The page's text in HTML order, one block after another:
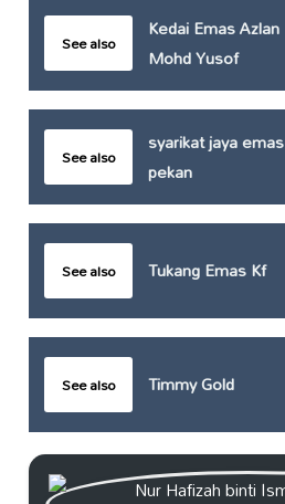
See also
Kedai Emas Azlan
Mohd Yusof
See also
syarikat jaya emas
pekan
See also Tukang Emas Kf
See also Timmy Gold